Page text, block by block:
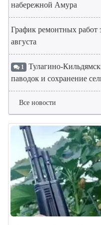
набережной Амура
График ремонтных работ
августа
1 Тулагино-
паводок и сохранение
Все новости